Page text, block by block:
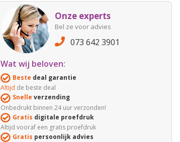
Onze experts
Bel ze voor advies
073 642 3901
Wat wij beloven:
Beste deal garantie
Altijd de beste deal
Snelle verzending
Onbedrukt binnen 24 uur verzonden!
Gratis digitale proefdruk
Altijd vooraf een gratis proefdruk
Gratis persoonlijk advies